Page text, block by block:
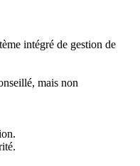
intégré de gestion de
mais non